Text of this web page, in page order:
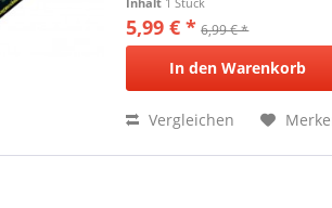
Sekunden.
5,99 € * 6,99 € *
In den Warenkorb
Vergleichen